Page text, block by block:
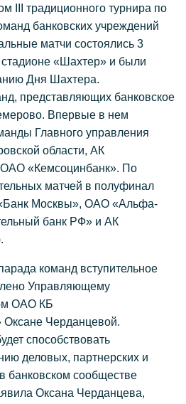
III традиционного турнира по
банковских учреждений
матчи состоялись 3
«Шахтер» и были
Дня Шахтера.
представляющих банковское
Впервые в нем
Главного управления
области, АК
«Кемсоцинбанк». По
матчей в полуфинал
Москвы», ОАО «Альфа-
банк РФ» и АК
команд вступительное
Управляющему
ОАО КБ
Черданцевой.
способствовать
деловых, партнерских и
банковском сообществе
Оксана Черданцева,